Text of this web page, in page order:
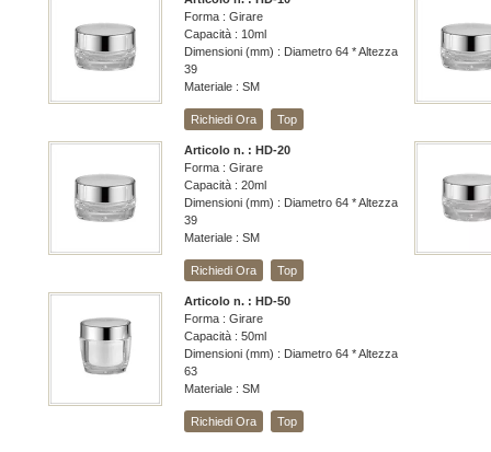
Forma : Girare
Capacità : 10ml
Dimensioni (mm) : Diametro 64 * Altezza
39
Materiale : SM
Richiedi Ora Top
Articolo n. : HD-20
Forma : Girare
Capacità : 20ml
Dimensioni (mm) : Diametro 64 * Altezza
39
Materiale : SM
Richiedi Ora Top
Articolo n. : HD-50
Forma : Girare
Capacità : 50ml
Dimensioni (mm) : Diametro 64 * Altezza
63
Materiale : SM
Richiedi Ora Top